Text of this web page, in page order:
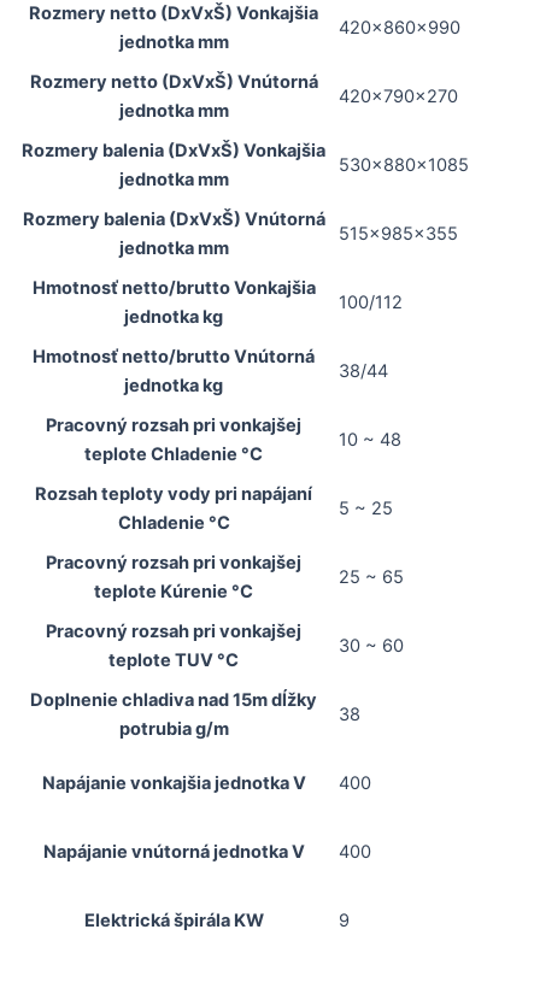
Rozmery netto (DxVxŠ) Vonkajšia
jednotka mm
420x860x990
Rozmery netto (DxVxŠ) Vnútorná
jednotka mm
420x790x270
Rozmery balenia (DxVxŠ) Vonkajšia
jednotka mm
530x880x1085
Rozmery balenia (DxVxŠ) Vnútorná
jednotka mm
515x985x355
Hmotnosť netto/brutto Vonkajšia
jednotka kg
100/112
Hmotnosť netto/brutto Vnútorná
jednotka kg
38/44
Pracovný rozsah pri vonkajšej
teplote Chladenie °C
10 ~ 48
Rozsah teploty vody pri napájaní
Chladenie °C
5 ~ 25
Pracovný rozsah pri vonkajšej
teplote Kúrenie °C
25 ~ 65
Pracovný rozsah pri vonkajšej
teplote TUV °C
30 ~ 60
Doplnenie chladiva nad 15m dĺžky
potrubia g/m
38
Napájanie vonkajšia jednotka V 400
Napájanie vnútorná jednotka V 400
Elektrická špirála KW 9